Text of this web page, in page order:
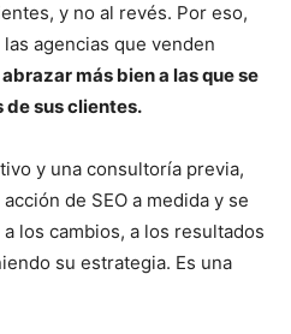
y no al revés. Por eso,
agencias que venden
más bien a las que se
de sus clientes.
y una consultoría previa,
de SEO a medida y se
los cambios, a los resultados
su estrategia. Es una